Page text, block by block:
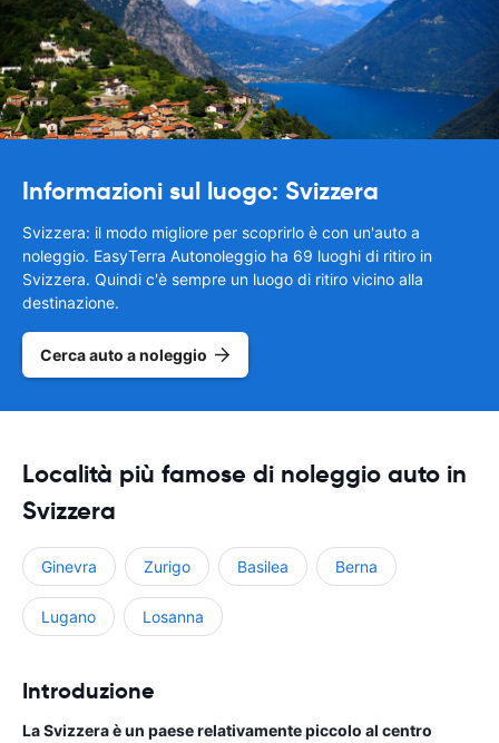
Informazioni sul luogo: Svizzera
Svizzera: il modo migliore per scoprirlo è con un'auto a
noleggio. EasyTerra Autonoleggio ha 69 luoghi di ritiro in
Svizzera. Quindi c'è sempre un luogo di ritiro vicino alla
destinazione.
Cerca auto a noleggio
Località più famose di noleggio auto in
Svizzera
Ginevra Zurigo Basilea Berna
Lugano Losanna
Introduzione
La Svizzera è un paese relativamente piccolo al centro